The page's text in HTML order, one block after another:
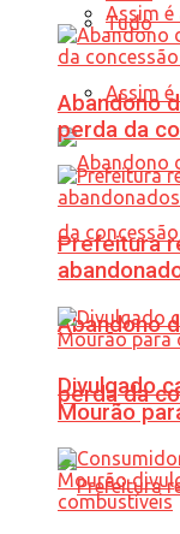
Tudo
Assim é
Abandono
perda da
Assim é
Abandono
perda da
Prefeitura
Divulgado
Mourão